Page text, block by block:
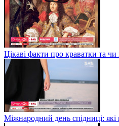
Цікаві факти про краватки та чи
Міжнародний день спідниці: які